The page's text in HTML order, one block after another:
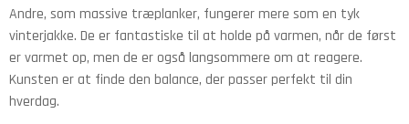
Andre, som massive træplanker, fungerer mere som en tyk
vinterjakke. De er fantastiske til at holde på varmen, når de først
er varmet op, men de er også langsommere om at reagere.
Kunsten er at finde den balance, der passer perfekt til din
hverdag.